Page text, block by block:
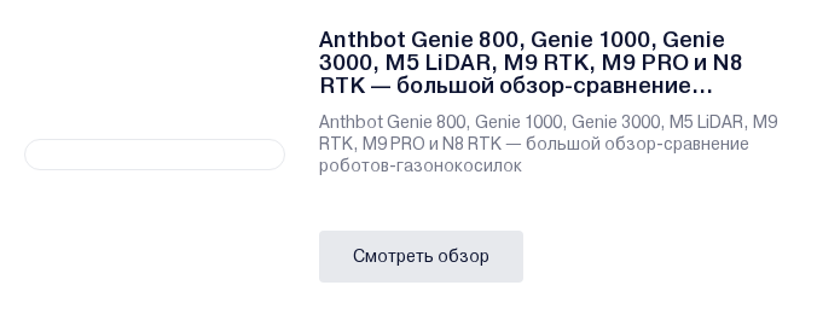
Anthbot Genie 800, Genie 1000, Genie
3000, M5 LiDAR, M9 RTK, M9 PRO и N8
RTK — большой обзор-сравнение
Anthbot Genie 800, Genie 1000, Genie 3000, M5 LiDAR, M9
RTK, M9 PRO и N8 RTK — большой обзор-сравнение
роботов-газонокосилок
Смотреть обзор